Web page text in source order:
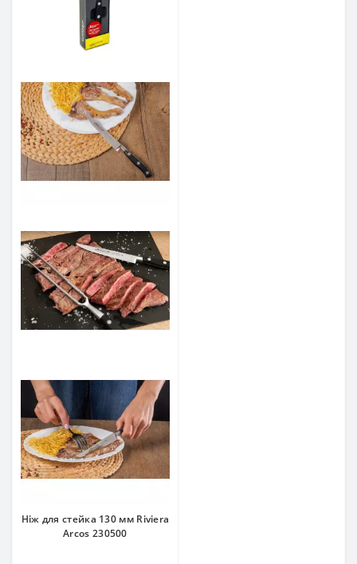
Ніж для стейка 130 мм Riviera
Arcos 230500